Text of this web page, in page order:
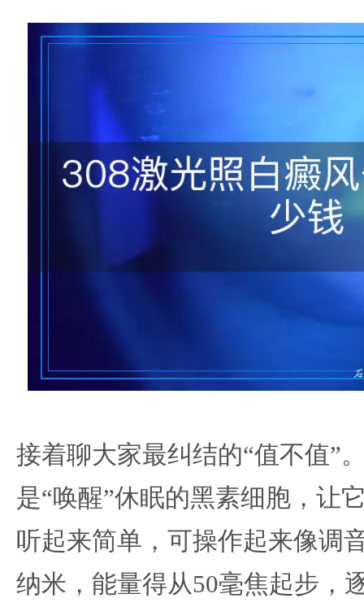
接着聊大家最纠结的“值不值”
是“唤醒”休眠的黑素细胞，让
听起来简单，可操作起来像调
纳米，能量得从50毫焦起步，